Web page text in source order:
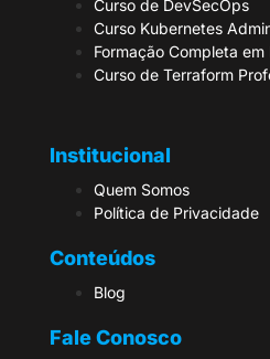
Curso de DevSecOps
Curso Kubernetes
Formação Completa
Curso de Terraform
Institucional
Quem Somos
Política de Privacidade
Conteúdos
Blog
Fale Conosco